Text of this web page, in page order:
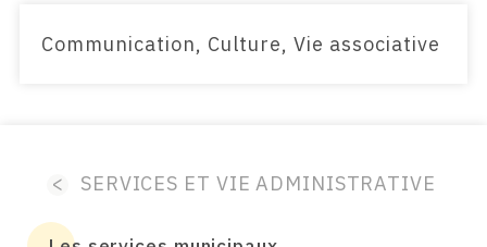
Communication, Culture, Vie associative
< SERVICES ET VIE ADMINISTRATIVE